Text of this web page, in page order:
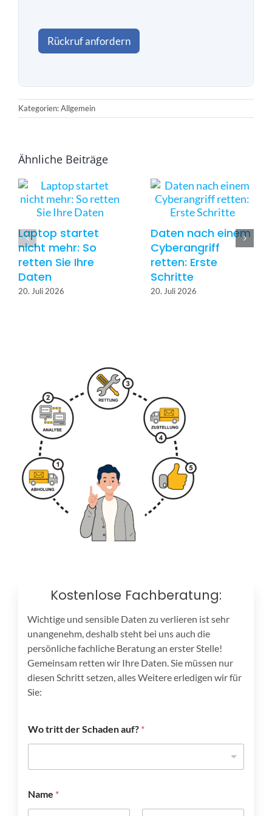
h
t
k
z
e
e
e
n
*
Rückruf anfordern
Kategorien: Allgemein
Ähnliche Beiträge
Laptop startet
nicht mehr: So
retten Sie Ihre
Daten
20. Juli 2026
Daten nach einem
Cyberangriff
retten: Erste
Schritte
20. Juli 2026
Kostenlose Fachberatung:
Wichtige und sensible Daten zu verlieren ist sehr
unangenehm, deshalb steht bei uns auch die
persönliche fachliche Beratung an erster Stelle!
Gemeinsam retten wir Ihre Daten. Sie müssen nur
diesen Schritt setzen, alles Weitere erledigen wir für
Sie:
Wo tritt der Schaden auf? *
Name *